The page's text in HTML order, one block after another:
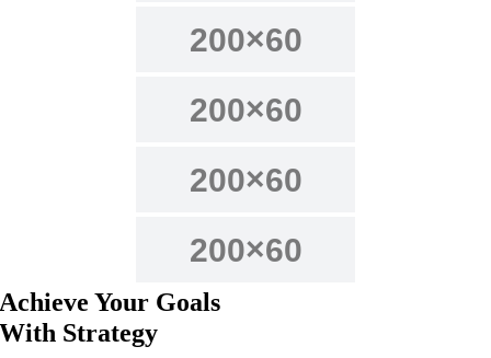
Achieve Your Goals
With Strategy